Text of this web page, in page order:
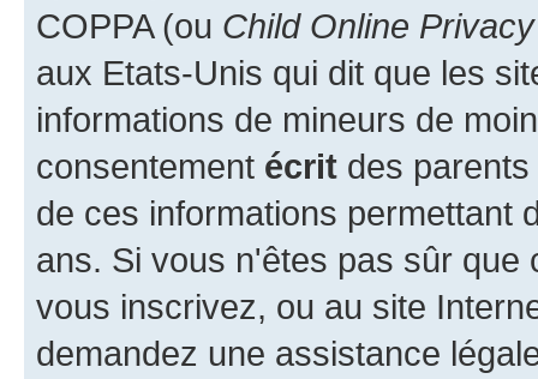
COPPA (ou Child Online
aux Etats-Unis qui dit que les
informations de mineurs de
consentement écrit des
de ces informations permettant
ans. Si vous n'êtes pas sûr
vous inscrivez, ou au site
demandez une assistance